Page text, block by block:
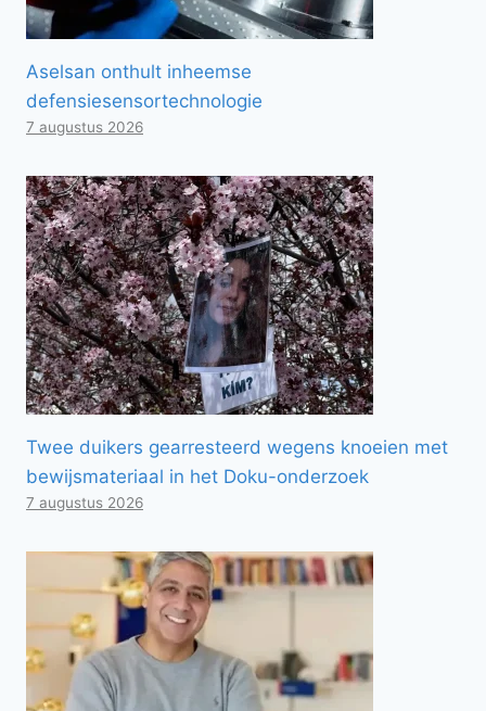
Aselsan onthult inheemse
defensiesensortechnologie
7 augustus 2026
Twee duikers gearresteerd wegens knoeien met
bewijsmateriaal in het Doku-onderzoek
7 augustus 2026